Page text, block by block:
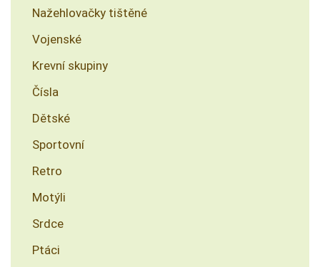
Nažehlovačky tištěné
Vojenské
Krevní skupiny
Čísla
Dětské
Sportovní
Retro
Motýli
Srdce
Ptáci